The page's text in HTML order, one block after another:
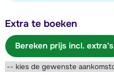
Extra te boeken
Bereken prijs incl. extra's